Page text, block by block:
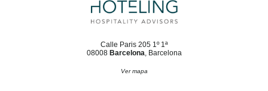
Calle Paris 205 1º 1ª
08008 Barcelona, Barcelona
Ver mapa